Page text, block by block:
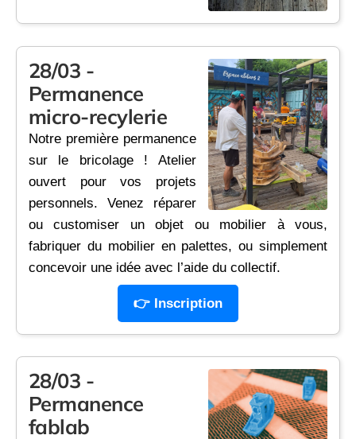
28/03 -
Permanence
micro-recylerie
Notre première permanence
sur le bricolage ! Atelier
ouvert pour vos projets
personnels. Venez réparer
ou customiser un objet ou mobilier à vous,
fabriquer du mobilier en palettes, ou simplement
concevoir une idée avec l’aide du collectif.
👉 Inscription
28/03 -
Permanence
fablab